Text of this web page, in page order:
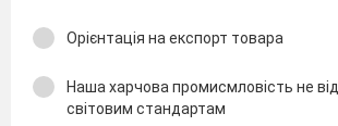
Орієнтація на експорт товара
Наша харчова промисмловість не
світовим стандартам